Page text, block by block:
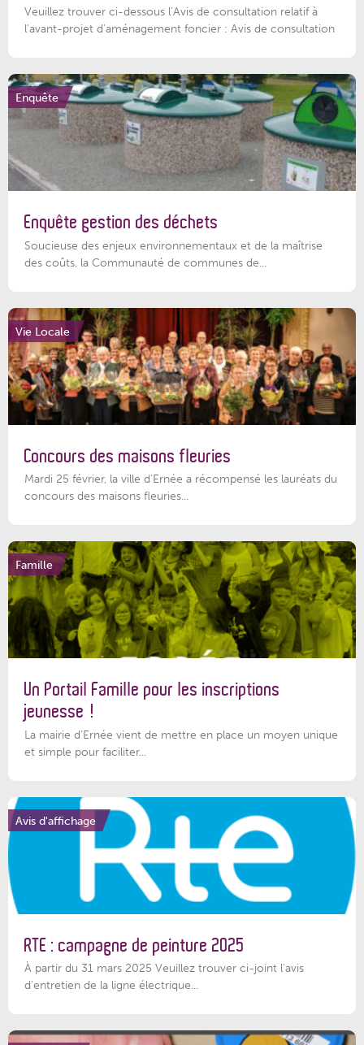
Veuillez trouver ci-dessous l’Avis de consultation relatif à
l'avant-projet d'aménagement foncier : Avis de consultation
Enquête
Enquête gestion des déchets
Soucieuse des enjeux environnementaux et de la maîtrise
des coûts, la Communauté de communes de...
Vie Locale
Concours des maisons fleuries
Mardi 25 février, la ville d'Ernée a récompensé les lauréats du
concours des maisons fleuries...
Famille
Un Portail Famille pour les inscriptions
jeunesse !
La mairie d’Ernée vient de mettre en place un moyen unique
et simple pour faciliter...
Avis d'affichage
RTE : campagne de peinture 2025
À partir du 31 mars 2025 Veuillez trouver ci-joint l'avis
d'entretien de la ligne électrique...